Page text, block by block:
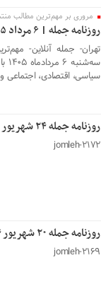
مروری بر مهم‌ترین مطالب
روزنامه جمله | ۶ مرداد ۱۴۰۵
تهران- جمله آنلاین-
سیاسی، اقتصادی،
روزنامه جمله ۲۴ شهریور ۱۴۰۴
۲۱۷۲-jomleh
روزنامه جمله ۲۰ شهریور ۱۴۰۴
۲۱۶۹-jomleh